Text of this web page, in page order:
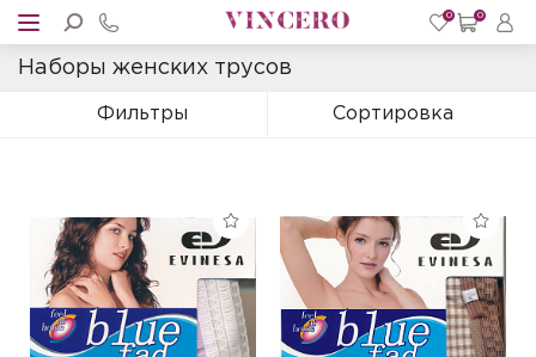
0 0
Наборы женских трусов
Фильтры Сортировка